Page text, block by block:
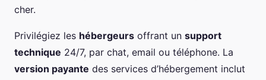
cher.
Privilégiez les hébergeurs offrant un support
technique 24/7, par chat, email ou téléphone. La
version payante des services d’hébergement inclut